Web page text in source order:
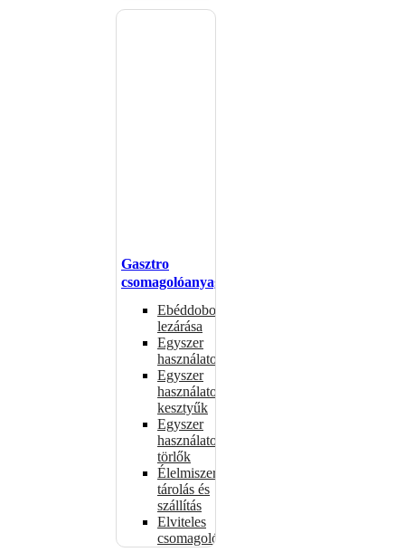
Gasztro
csomagolóanyagok
Ebéddobozok
lezárása
Egyszer
használatos
Egyszer
használatos
kesztyűk
Egyszer
használatos
törlők
Élelmiszer-
tárolás és
szállítás
Elviteles
csomagolóanyagok